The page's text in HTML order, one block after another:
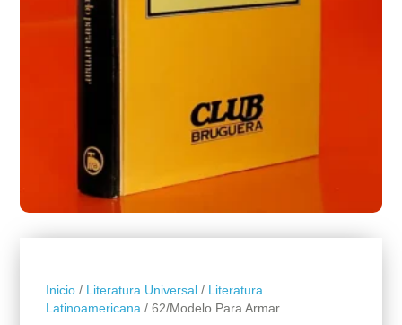
Inicio/ Literatura Universal/ Literatura
Latinoamericana / 62/Modelo Para Armar